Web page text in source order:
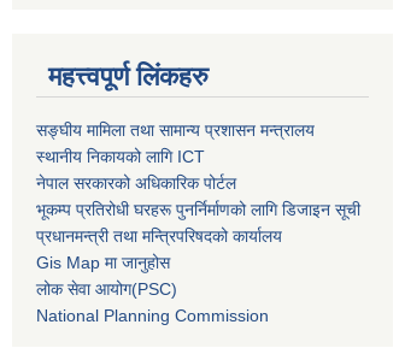
महत्त्वपूर्ण लिंकहरु
सङ्घीय मामिला तथा सामान्य प्रशासन मन्त्रालय
स्थानीय निकायको लागि ICT
नेपाल सरकारको अधिकारिक पोर्टल
भूकम्प प्रतिरोधी घरहरू पुनर्निर्माणको लागि डिजाइन सूची
प्रधानमन्त्री तथा मन्त्रिपरिषदको कार्यालय
Gis Map मा जानुहोस
लोक सेवा आयोग(PSC)
National Planning Commission